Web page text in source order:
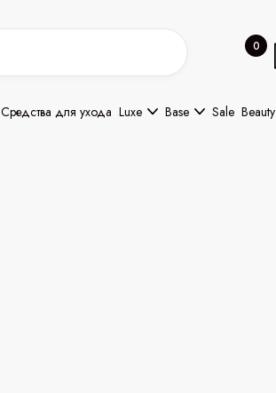
0
Средства для ухода Luxe Base Sale Beauty